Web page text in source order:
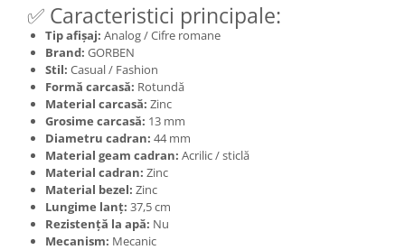
✅ Caracteristici principale:
Tip afișaj: Analog / Cifre romane
Brand: GORBEN
Stil: Casual / Fashion
Formă carcasă: Rotundă
Material carcasă: Zinc
Grosime carcasă: 13 mm
Diametru cadran: 44 mm
Material geam cadran: Acrilic / sticlă
Material cadran: Zinc
Material bezel: Zinc
Lungime lanț: 37,5 cm
Rezistență la apă: Nu
Mecanism: Mecanic